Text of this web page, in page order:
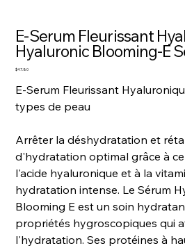
E-Serum Fleurissant
Hyaluronic Blooming-E
Price
$47.80
E-Serum Fleurissant
types de peau
Arrêter la déshydratation et
d'hydratation optimal grâce à
l'acide hyaluronique et à la
hydratation intense. Le Sérum
Blooming E est un soin
propriétés hygroscopiques qui
l'hydratation. Ses protéines à